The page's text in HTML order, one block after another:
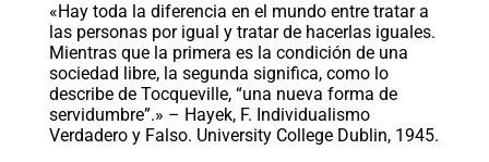
«Hay toda la diferencia en el mundo entre tratar a
las personas por igual y tratar de hacerlas iguales.
Mientras que la primera es la condición de una
sociedad libre, la segunda significa, como lo
describe de Tocqueville, “una nueva forma de
servidumbre”.» – Hayek, F. Individualismo
Verdadero y Falso. University College Dublin, 1945.